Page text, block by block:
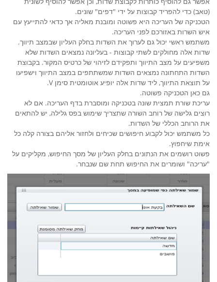
(טאב) כדי להפריד קבוצות על ידי "דפים" שונים.
הטכניקה של העריכה היא פשוטה ומובנת מאליה אך כדאי להתייעץ עם
איש השרות באזורכם לפני העריכה.
משתמש ראשי יכול גם לערוך את השדות בחלק העליון שבמצב תיווך.
שדות אלה מחולקים לשתי קבוצות - בעליונה נמצאים השדות שלא
משפיעים על מצב התיווך ותפקידם לזיהוי של כרטיס המקור. בקבוצת
השדות התחתונה נמצאים השדות שמשתתפים במצב התיווך וישפיעו
על תוצאת התיווך, ליד שדות אלה יופיע אוטומטית סימן V.
גם כאן הטכניקה פשוטה.
עריכת שורת תמצית שונה בטכניקה ומוסברת בדף העריכה. אם לא
רוצים גלישה של רוחב השורה שתצריך שימוש בפס גלילה, יש להתאים
את הרוחב הכללי של השדות.
כל משתמש יכול לקבוע חיפושים שכיחים ולחזור אליהם בצורה קלה כל
אימת שיחפוץ.
פשוט רושמים את הנתונים בחלק העליון של מסך החיפוש, מקליקים על
"עריכה" ושומרים את החיפוש תחת שם שנבחר.